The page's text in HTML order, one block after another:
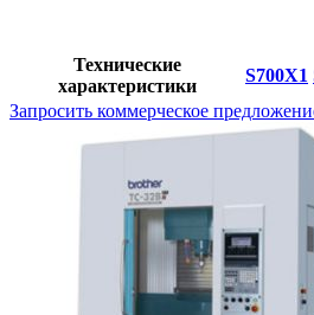
Технические
характеристики
S700X1
Запросить коммерческое